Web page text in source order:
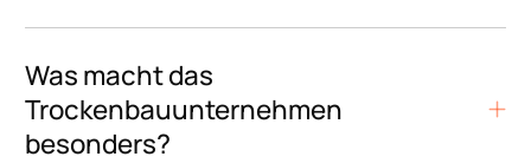
Was macht das
Trockenbauunternehmen
besonders?